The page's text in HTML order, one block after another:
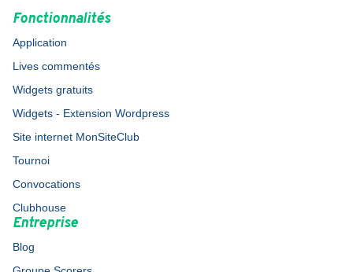
Fonctionnalités
Application
Lives commentés
Widgets gratuits
Widgets - Extension Wordpress
Site internet MonSiteClub
Tournoi
Convocations
Clubhouse
Entreprise
Blog